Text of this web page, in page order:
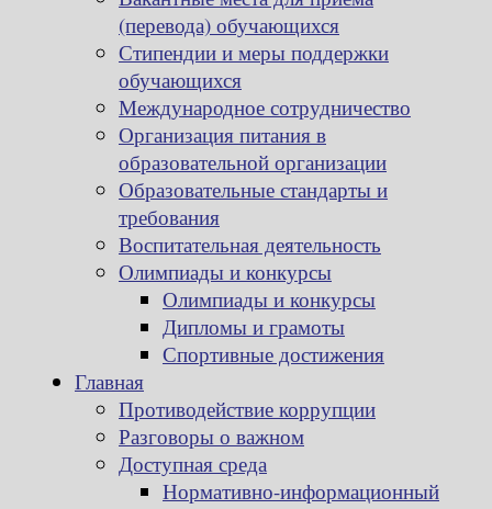
(перевода) обучающихся
Стипендии и меры поддержки
обучающихся
Международное сотрудничество
Организация питания в
образовательной организации
Образовательные стандарты и
требования
Воспитательная деятельность
Олимпиады и конкурсы
Олимпиады и конкурсы
Дипломы и грамоты
Спортивные достижения
Главная
Противодействие коррупции
Разговоры о важном
Доступная среда
Нормативно-информационный